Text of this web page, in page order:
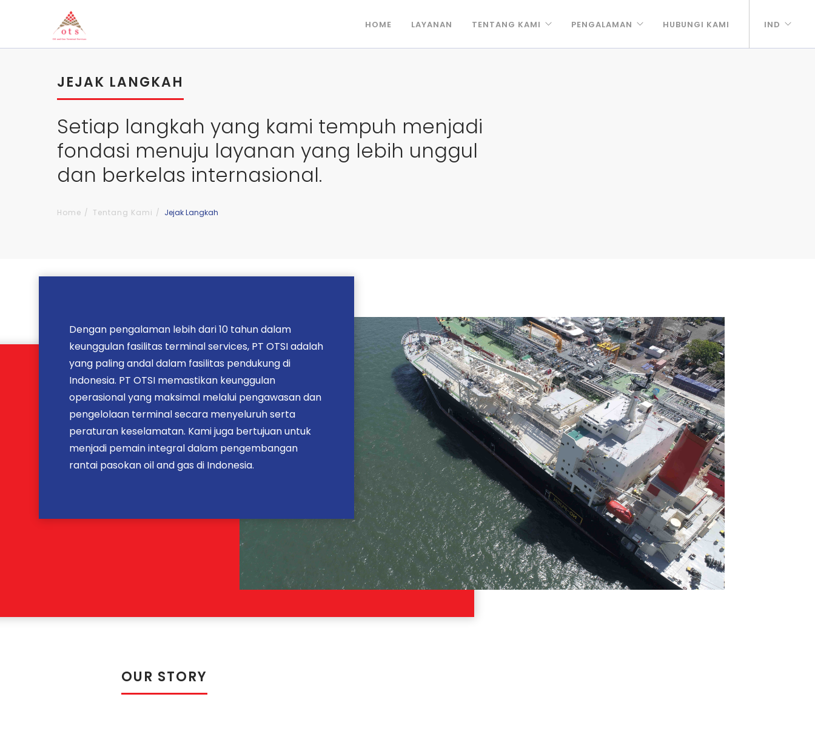
HOME LAYANAN TENTANG KAMI PENGALAMAN HUBUNGI KAMI IND
JEJAK LANGKAH
Setiap langkah yang kami tempuh menjadi
fondasi menuju layanan yang lebih unggul
dan berkelas internasional.
Home Tentang Kami Jejak Langkah
Dengan pengalaman lebih dari 10 tahun dalam
keunggulan fasilitas terminal services, PT OTSI adalah
yang paling andal dalam fasilitas pendukung di
Indonesia. PT OTSI memastikan keunggulan
operasional yang maksimal melalui pengawasan dan
pengelolaan terminal secara menyeluruh serta
peraturan keselamatan. Kami juga bertujuan untuk
menjadi pemain integral dalam pengembangan
rantai pasokan oil and gas di Indonesia.
OUR STORY